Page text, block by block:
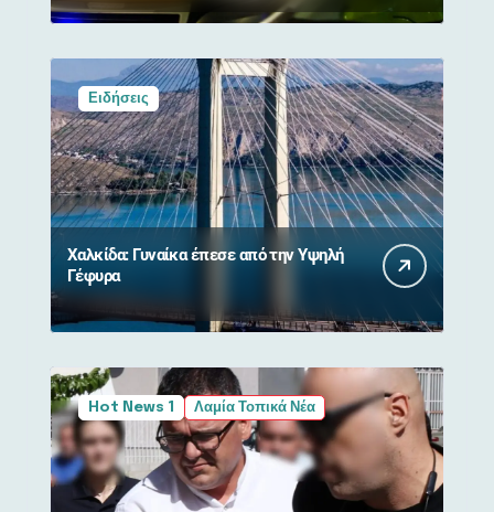
Ειδήσεις
Χαλκίδα: Γυναίκα έπεσε από την Υψηλή
Γέφυρα
Hot News 1 Λαμία Τοπικά Νέα